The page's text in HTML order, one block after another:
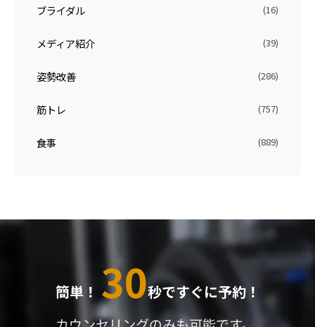
ブライダル (16)
メディア紹介 (39)
姿勢改善 (286)
筋トレ (757)
食事 (889)
簡単！ 30秒ですぐに予約！